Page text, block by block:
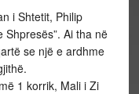
i Shtetit, Philip
Shpresës”. Ai tha në
se një e ardhme
1 korrik, Mali i Zi